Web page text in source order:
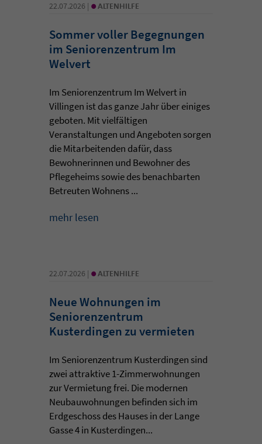
22.07.2026 | ALTENHILFE
Sommer voller Begegnungen
im Seniorenzentrum Im
Welvert
Im Seniorenzentrum Im Welvert in
Villingen ist das ganze Jahr über einiges
geboten. Mit vielfältigen
Veranstaltungen und Angeboten sorgen
die Mitarbeitenden dafür, dass
Bewohnerinnen und Bewohner des
Pflegeheims sowie des benachbarten
Betreuten Wohnens ...
mehr lesen
22.07.2026 | • ALTENHILFE
Neue Wohnungen im
Seniorenzentrum
Kusterdingen zu vermieten
Im Seniorenzentrum Kusterdingen sind
zwei attraktive 1-Zimmerwohnungen
zur Vermietung frei. Die modernen
Neubauwohnungen befinden sich im
Erdgeschoss des Hauses in der Lange
Gasse 4 in Kusterdingen...